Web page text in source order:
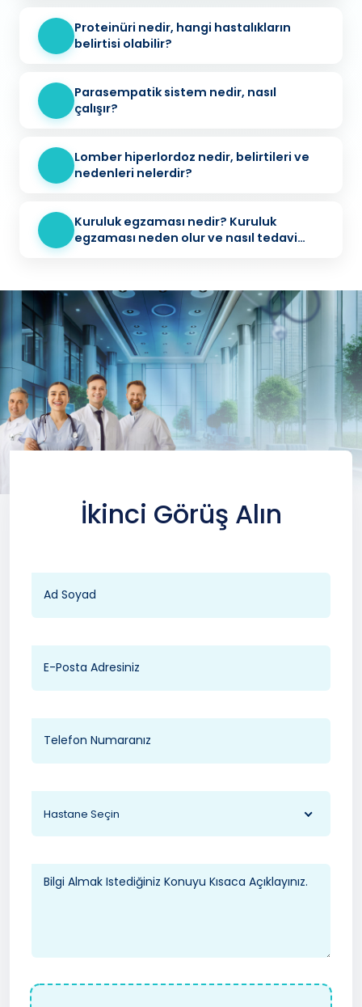
Proteinüri nedir, hangi hastalıkların
belirtisi olabilir?
Parasempatik sistem nedir, nasıl
çalışır?
Lomber hiperlordoz nedir, belirtileri ve
nedenleri nelerdir?
Kuruluk egzaması nedir? Kuruluk
egzaması neden olur ve nasıl tedavi
İkinci Görüş Alın
Hastane Seçin